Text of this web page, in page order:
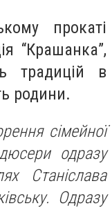
прокаті
“Крашанка”,
традицій в
родини.
сімейної
одразу
Станіслава
Одразу